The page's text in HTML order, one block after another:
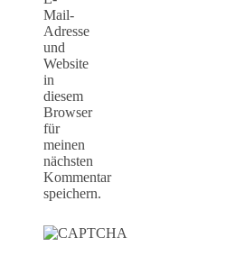
Mail-
Adresse
und
Website
in
diesem
Browser
für
meinen
nächsten
Kommentar
speichern.